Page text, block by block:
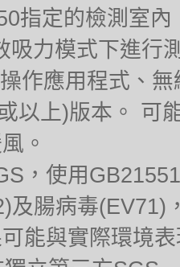
指定的檢測室
吸力模式下進行
作應用程式、
以上)版本。 可
。
，使用
及腸病毒(EV71)
能與實際環境